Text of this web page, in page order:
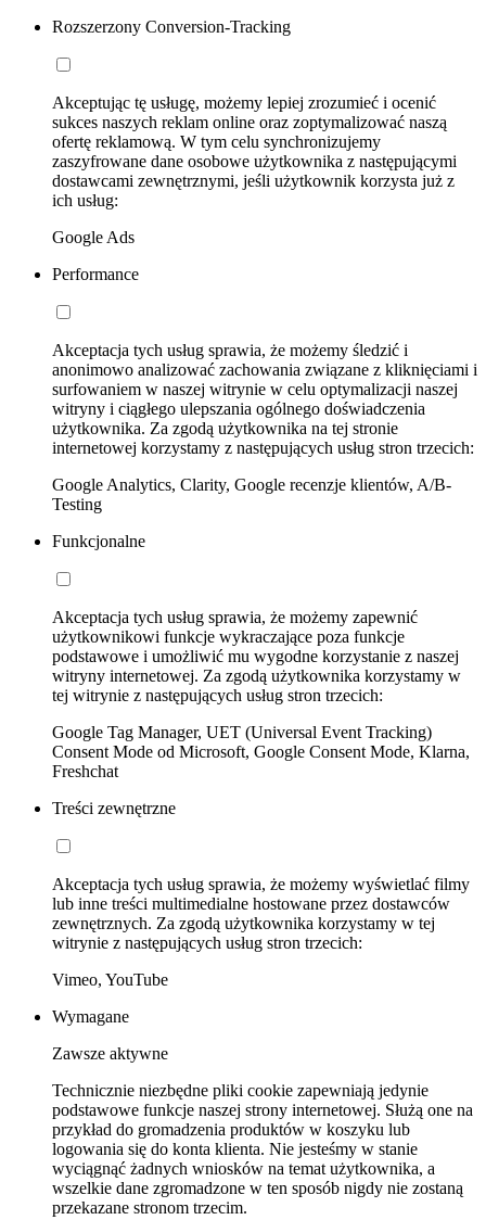
Rozszerzony Conversion-Tracking
Akceptując tę usługę, możemy lepiej zrozumieć i ocenić
sukces naszych reklam online oraz zoptymalizować naszą
ofertę reklamową. W tym celu synchronizujemy
zaszyfrowane dane osobowe użytkownika z następującymi
dostawcami zewnętrznymi, jeśli użytkownik korzysta już z
ich usług:
Google Ads
Performance
Akceptacja tych usług sprawia, że możemy śledzić i
anonimowo analizować zachowania związane z kliknięciami i
surfowaniem w naszej witrynie w celu optymalizacji naszej
witryny i ciągłego ulepszania ogólnego doświadczenia
użytkownika. Za zgodą użytkownika na tej stronie
internetowej korzystamy z następujących usług stron trzecich:
Google Analytics, Clarity, Google recenzje klientów, A/B-
Testing
Funkcjonalne
Akceptacja tych usług sprawia, że możemy zapewnić
użytkownikowi funkcje wykraczające poza funkcje
podstawowe i umożliwić mu wygodne korzystanie z naszej
witryny internetowej. Za zgodą użytkownika korzystamy w
tej witrynie z następujących usług stron trzecich:
Google Tag Manager, UET (Universal Event Tracking)
Consent Mode od Microsoft, Google Consent Mode, Klarna,
Freshchat
Treści zewnętrzne
Akceptacja tych usług sprawia, że możemy wyświetlać filmy
lub inne treści multimedialne hostowane przez dostawców
zewnętrznych. Za zgodą użytkownika korzystamy w tej
witrynie z następujących usług stron trzecich:
Vimeo, YouTube
Wymagane
Zawsze aktywne
Technicznie niezbędne pliki cookie zapewniają jedynie
podstawowe funkcje naszej strony internetowej. Służą one na
przykład do gromadzenia produktów w koszyku lub
logowania się do konta klienta. Nie jesteśmy w stanie
wyciągnąć żadnych wniosków na temat użytkownika, a
wszelkie dane zgromadzone w ten sposób nigdy nie zostaną
przekazane stronom trzecim.